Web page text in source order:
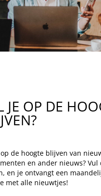
JE OP DE
de hoogte blijven van
en ander nieuws? Vul
en je ontvangt een
met alle nieuwtjes!